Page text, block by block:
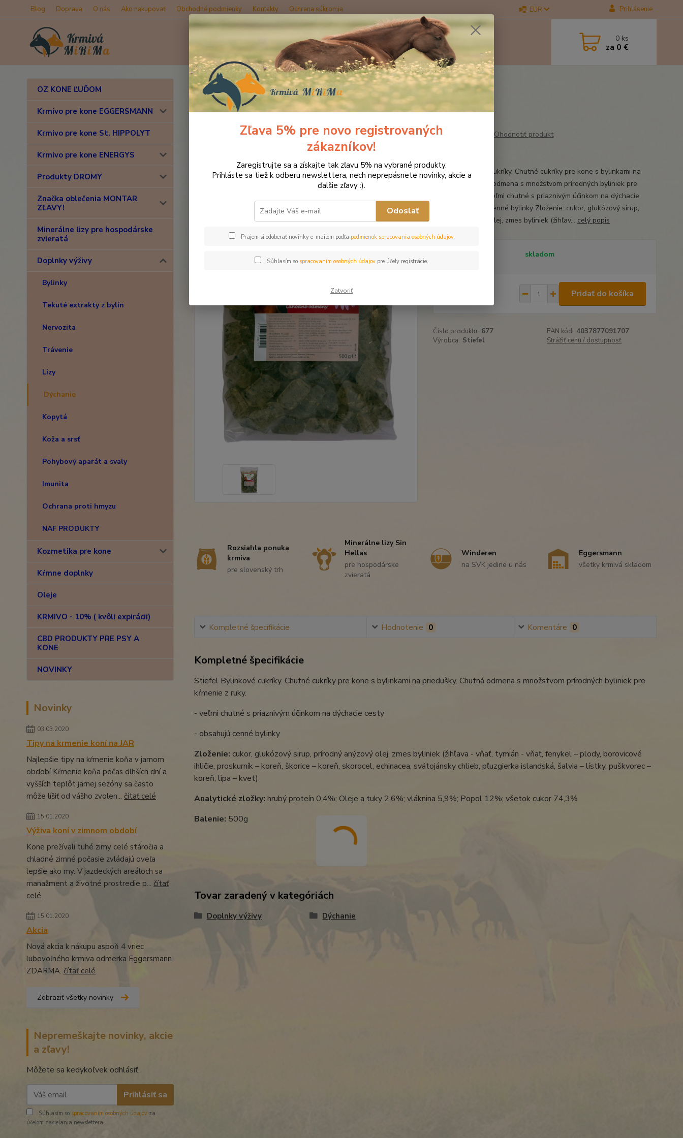
Blog Doprava O nás Ako nakupovať Obchodné podmienky Kontakty Ochrana súkromia EUR Prihlásenie
Hľadať 0 ks
za 0 €
OZ KONE ĽUĎOM
Krmivo pre kone EGGERSMANN
Krmivo pre kone St. HIPPOLYT
Krmivo pre kone ENERGYS
Produkty DROMY
Značka oblečenia MONTAR
ZĽAVY!
Minerálne lizy pre hospodárske
zvieratá
Doplnky výživy
Bylinky
Tekuté extrakty z bylín
Nervozita
Trávenie
Lizy
Dýchanie
Kopytá
Koža a srsť
Pohybový aparát a svaly
Imunita
Ochrana proti hmyzu
NAF PRODUKTY
Kozmetika pre kone
Kŕmne doplnky
Oleje
KRMIVO - 10% ( kvôli expirácii)
CBD PRODUKTY PRE PSY A
KONE
NOVINKY
Novinky
03.03.2020
Tipy na krmenie koní na JAR
Najlepšie tipy na kŕmenie koňa v jarnom
období Kŕmenie koňa počas dlhších dní a
vyšších teplôt jarnej sezóny sa často
môže líšiť od vášho zvolen... čítať celé
15.01.2020
Výživa koní v zimnom období
Kone prežívali tuhé zimy celé stáročia a
chladné zimné počasie zvládajú oveľa
lepšie ako my. V jazdeckých areáloch sa
manažment a životné prostredie p... čítať
celé
15.01.2020
Akcia
Nová akcia k nákupu aspoň 4 vriec
lubovoľného krmiva odmerka Eggersmann
ZDARMA. čítať celé
Zobraziť všetky novinky
Nepremeškajte novinky, akcie
a zľavy!
Môžete sa kedykoľvek odhlásiť.
Prihlásiť sa
Súhlasím so spracovaním osobných údajov za
účelom zasielania newslettera.
Úvod Doplnky výživy Dýchanie Bylinkové cukríky
Bylinkové cukríky
Ohodnotiť produkt
Stiefel Bylinkové cukríky. Chutné cukríky pre kone s bylinkami na
priedušky. Chutná odmena s množstvom prírodných byliniek pre
kŕmenie z ruky. - veľmi chutné s priaznivým účinkom na dýchacie
cesty - obsahujú cenné bylinky Zloženie: cukor, glukózový sirup,
prírodný anýzový olej, zmes byliniek (žihľav... celý popis
skladom
Pridať do košíka
Číslo produktu: 677 EAN kód: 4037877091707
Výrobca: Stiefel Strážiť cenu / dostupnosť
Rozsiahla ponuka
krmiva
pre slovenský trh
Minerálne lizy Sin
Hellas
pre hospodárske
zvieratá
Winderen
na SVK jedine u nás
Eggersmann
všetky krmivá skladom
Kompletné špecifikácie Hodnotenie 0 Komentáre 0
Kompletné špecifikácie
Stiefel Bylinkové cukríky. Chutné cukríky pre kone s bylinkami na priedušky. Chutná odmena s množstvom prírodných byliniek pre
kŕmenie z ruky.
- veľmi chutné s priaznivým účinkom na dýchacie cesty
- obsahujú cenné bylinky
Zloženie: cukor, glukózový sirup, prírodný anýzový olej, zmes byliniek (žihľava - vňať, tymián - vňať, fenykel – plody, borovicové
ihličie, proskurník – koreň, škorice – koreň, skorocel, echinacea, svätojánsky chlieb, pľuzgierka islandská, šalvia – lístky, puškvorec –
koreň, lipa – kvet)
Analytické zložky: hrubý proteín 0,4%; Oleje a tuky 2,6%; vláknina 5,9%; Popol 12%; všetok cukor 74,3%
Balenie: 500g
Tovar zaradený v kategóriách
Doplnky výživy Dýchanie
Zľava 5% pre novo registrovaných
zákazníkov!
Zaregistrujte sa a získajte tak zľavu 5% na vybrané produkty.
Prihláste sa tiež k odberu newslettera, nech neprepásnete novinky, akcie a
ďalšie zľavy :).
Odoslať
Prajem si odoberať novinky e-mailom podľa podmienok spracovania osobných údajov.
Súhlasím so spracovaním osobných údajov pre účely registrácie.
Zatvoriť